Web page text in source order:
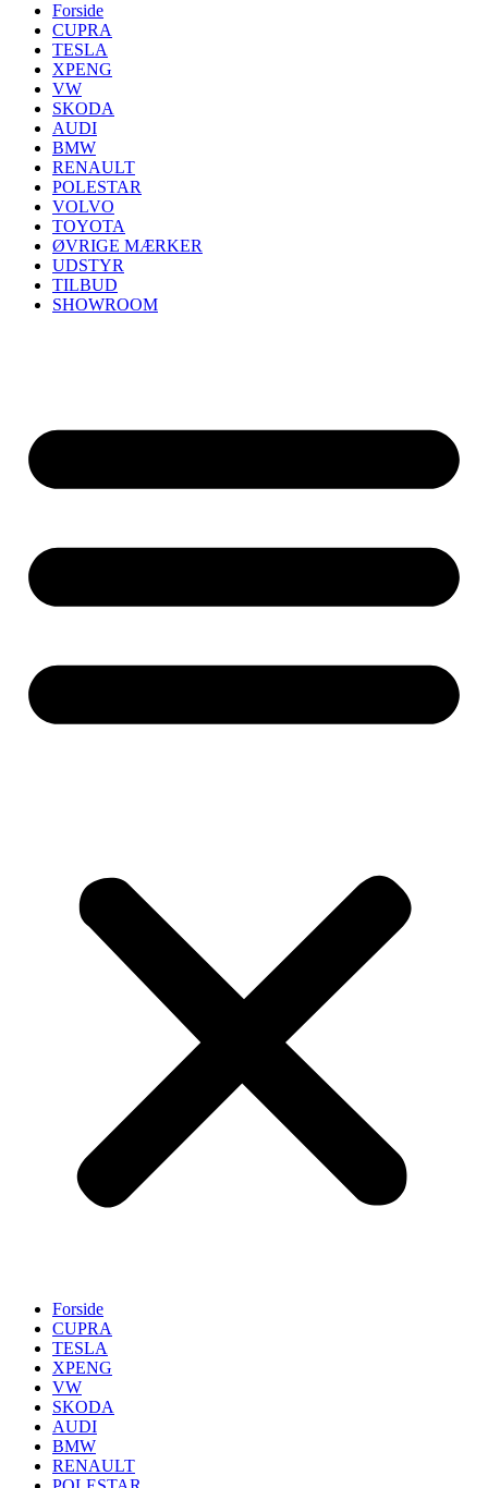
Forside
CUPRA
TESLA
XPENG
VW
SKODA
AUDI
BMW
RENAULT
POLESTAR
VOLVO
TOYOTA
ØVRIGE MÆRKER
UDSTYR
TILBUD
SHOWROOM
Forside
CUPRA
TESLA
XPENG
VW
SKODA
AUDI
BMW
RENAULT